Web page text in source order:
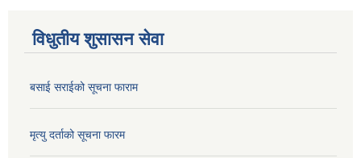
विधुतीय शुसासन सेवा
बसाई सराईको सूचना फाराम
मृत्यु दर्ताको सूचना फारम